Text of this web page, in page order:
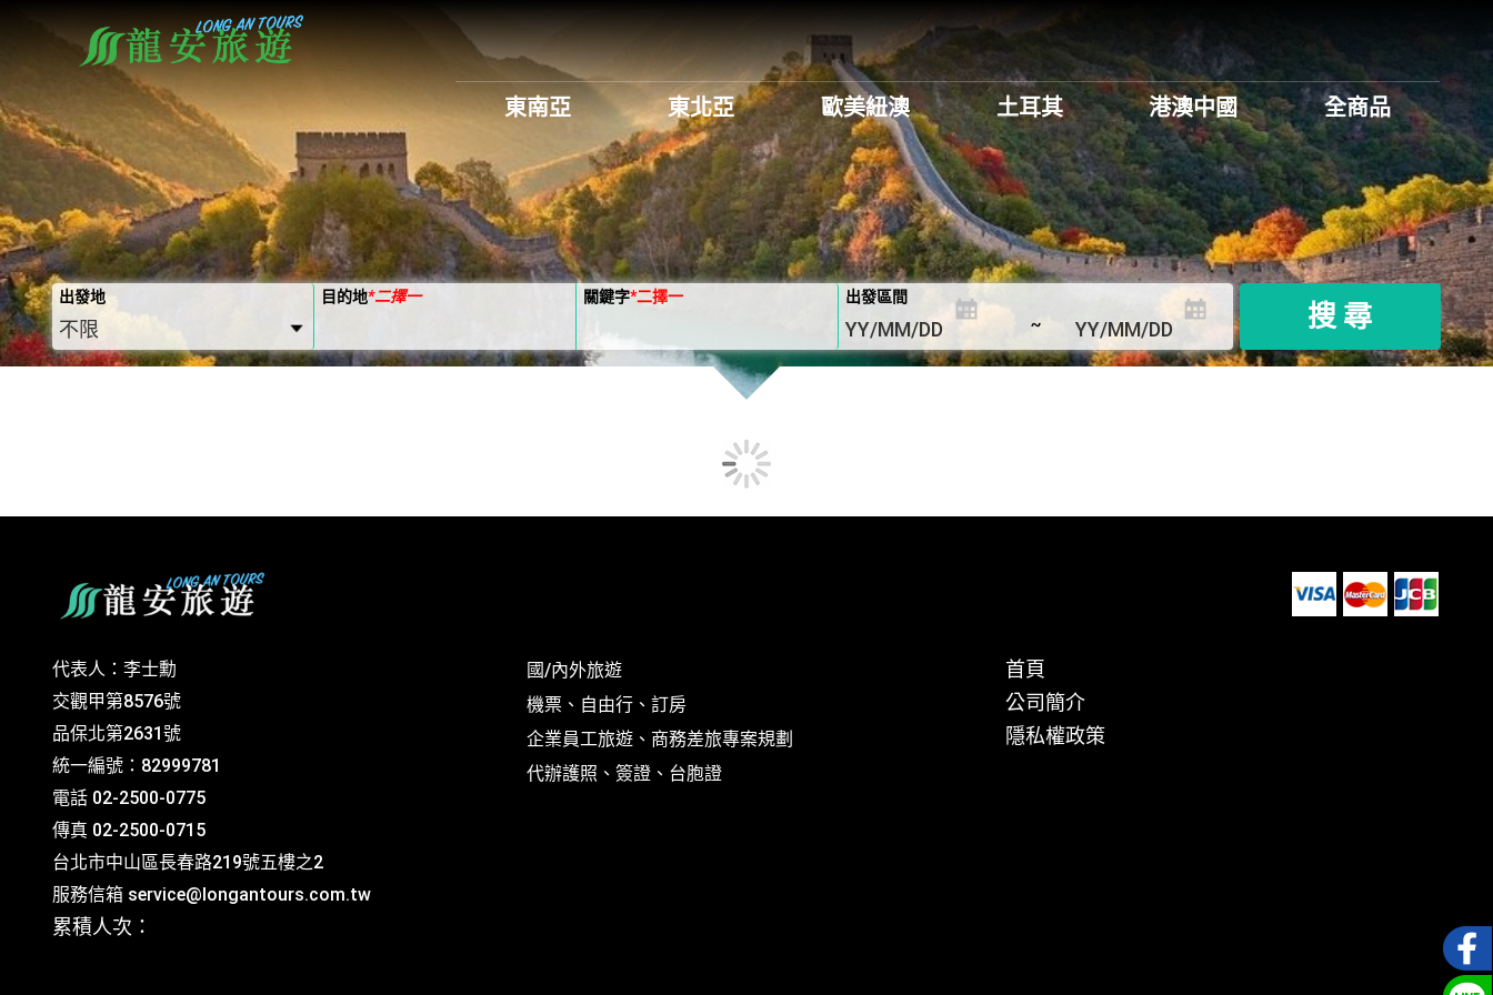
全商品
港澳中國
土耳其
歐美紐澳
東北亞
東南亞
出發地 目的地*二擇一 關鍵字*二擇一
出發區間
~
搜 尋
代表人：李士勳
交觀甲第8576號
品保北第2631號
統一編號：82999781
電話 02-2500-0775
傳真 02-2500-0715
台北市中山區長春路219號五樓之2
服務信箱 service@longantours.com.tw
累積人次：
國/內外旅遊
機票、自由行、訂房
企業員工旅遊、商務差旅專案規劃
代辦護照、簽證、台胞證
首頁
公司簡介
隱私權政策